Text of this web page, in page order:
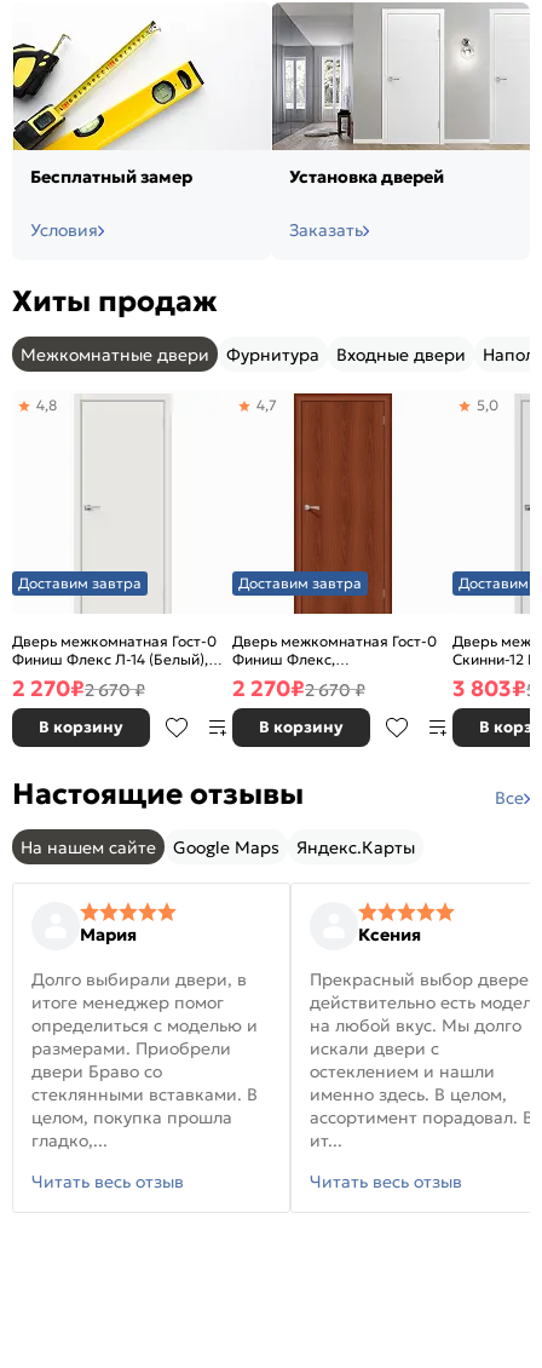
Бесплатный замер
Условия
Установка дверей
Заказать
Хиты продаж
Межкомнатные двери Фурнитура Входные двери
Доставим завтра
Дверь межкомнатная Гост-0
Финиш Флекс Л-14 (Белый),
глухая, каркасно-щитовая
4,8
2 270₽2 670 ₽
В корзину
Доставим завтра
Дверь межкомнатная Гост-0
Финиш Флекс,
Ламинированные Л-11
(ИталОрех), глухая, каркасно-
щитовая
4,7
2 270₽2 670 ₽
В корзину
Доставим
Дверь
Скинни-12
глухая,
5,0
3 803₽5
В
Настоящие отзывы Все
На нашем сайте Google Maps Яндекс.Карты
Мария
Долго выбирали двери, в
итоге менеджер помог
определиться с моделью и
размерами. Приобрели
двери Браво со
стеклянными вставками. В
целом, покупка прошла
гладко,...
Читать весь отзыв
Ксения
Прекрасный выбор
действительно есть модели
на любой вкус. Мы долго
искали двери с
остеклением и нашли
именно здесь. В целом,
ассортимент порадовал. В
ит...
Читать весь отзыв